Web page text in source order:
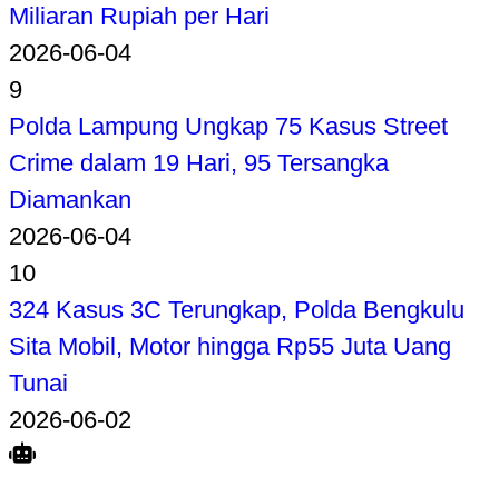
Miliaran Rupiah per Hari
2026-06-04
9
Polda Lampung Ungkap 75 Kasus Street
Crime dalam 19 Hari, 95 Tersangka
Diamankan
2026-06-04
10
324 Kasus 3C Terungkap, Polda Bengkulu
Sita Mobil, Motor hingga Rp55 Juta Uang
Tunai
2026-06-02